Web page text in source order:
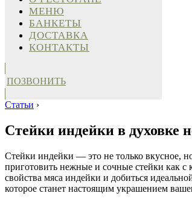
МЕНЮ
БАНКЕТЫ
ДОСТАВКА
КОНТАКТЫ
ПОЗВОНИТЬ
Статьи ›
Стейки индейки в духовке
Стейки индейки — это не только вкусное,
приготовить нежные и сочные стейки как с
свойства мяса индейки и добиться
которое станет настоящим украшением